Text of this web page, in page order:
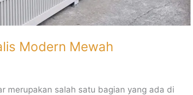
Modern Mewah
merupakan salah satu bagian yang ada di